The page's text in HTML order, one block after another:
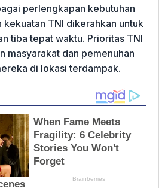
perlengkapan kebutuhan
kekuatan TNI dikerahkan untuk
tiba tepat waktu. Prioritas TNI
masyarakat dan pemenuhan
di lokasi terdampak.